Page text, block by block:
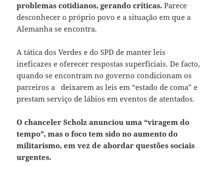
problemas cotidianos, gerando críticas.Parece
desconhecer o próprio povo e a situação em que a
Alemanha se encontra.
A tática dos Verdes e do SPD de manter leis
ineficazes e oferecer respostas superficiais. De facto,
quando se encontram no governo condicionam os
parceiros a deixarem as leis em “estado de coma” e
prestam serviço de lábios em eventos de atentados.
O chanceler Scholz anunciou uma “viragem do
tempo”, mas o foco tem sido no aumento do
militarismo, em vez de abordar questões sociais
urgentes.